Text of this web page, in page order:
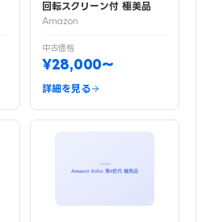
回転スクリーン付 極美品
Amazon
中古価格
¥28,000〜
詳細を見る